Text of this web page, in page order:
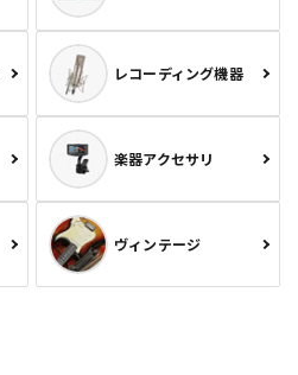
レコーディング機器
楽器アクセサリ
ヴィンテージ